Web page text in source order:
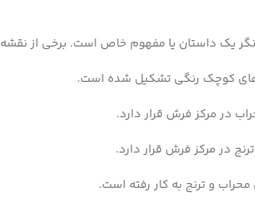
یک داستان یا مفهوم خاص است. برخی از نقشه
های کوچک رنگی تشکیل شده است.
در مرکز فرش قرار دارد.
در مرکز فرش قرار دارد.
و ترنج به کار رفته است.